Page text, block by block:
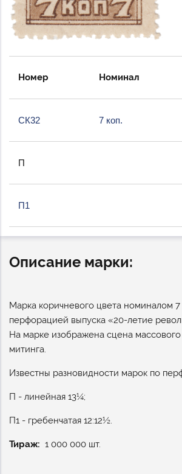
Номер Номинал
СК32 7 коп.
П
П1
Описание марки:
Марка коричневого цвета номиналом 7
перфорацией выпуска «20-летие
На марке изображена сцена
митинга.
Известны разновидности марок по
П - линейная 13¼;
П1 - гребенчатая 12:12½.
Тираж 1 000 000 шт.